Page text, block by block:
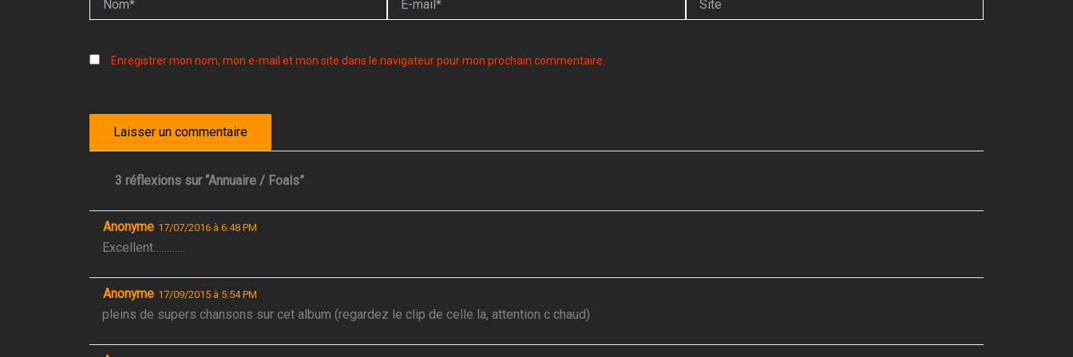
mail*
Enregistrer mon nom, mon e-mail et mon site dans le navigateur pour mon prochain commentaire.
3 réflexions sur “Annuaire / Foals”
Anonyme 17/07/2016 à 6:48 PM
Excellent…………
Anonyme 17/09/2015 à 5:54 PM
pleins de supers chansons sur cet album (regardez le clip de celle la, attention c chaud)